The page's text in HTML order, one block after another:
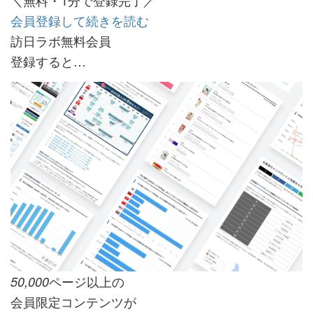
会員登録して続きを読む
訪日ラボ無料会員
登録すると…
50,000ページ以上の
会員限定コンテンツが